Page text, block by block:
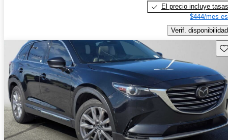
El precio incluye tasas
$444/mes
Verif. disponibilidad